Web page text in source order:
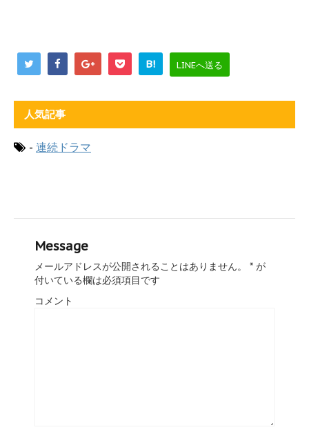
B! LINEへ送る
人気記事
- 連続ドラマ
Message
メールアドレスが公開されることはありません。 * が
付いている欄は必須項目です
コメント